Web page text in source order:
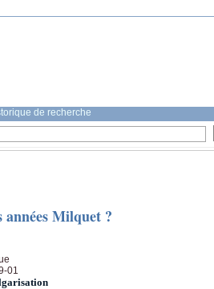
de recherche
Milquet ?
01